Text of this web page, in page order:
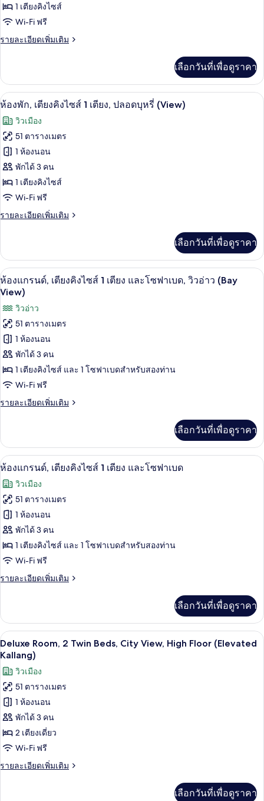
ปลอด
บุหรี่
ดี
ลัก
ซ์,
คิง
ไซส์
1
เตียง,
วิว
อ่าว
1 เตียงคิงไซส์
Wi-Fi ฟรี
รายละเอียดเพิ่มเติม
ราย
เกี่ยว
กับ
ห้อง
ลัก
ซ์,
เตียง
คิง
ไซส์
เตียง,
วิว
เลือกวันที่เพื่อดูราคา
เปิด
ภาพถ่าย
ทั้งหมด
ของ
ห้อง
พัก,
เตียง
คิง
1
เตียง,
ปลอด
(View)
ห้องพัก, เตียงคิงไซส์ 1 เตียง, ปลอดบุ
4
ห้องพัก, เตียงคิงไซส์ 1 เตียง, ปลอดบุหรี่ (View)
วิวเมือง
51 ตารางเมตร
1 ห้องนอน
พักได้ 3 คน
1 เตียงคิงไซส์
Wi-Fi ฟรี
รายละเอียดเพิ่มเติม
ราย
เกี่ยว
กับ
ห้อง
พัก,
คิง
ไซส์
เตียง,
ปลอด
(View)
เลือกวันที่เพื่อดูราคา
เปิด
ภาพถ่าย
ทั้งหมด
ของ
ห้อง
แก
รนด์,
1
เตียง
และ
โซฟา
เบด,
วิว
อ่าว
(Bay
View)
ห้องแกรนด์, เตียงคิงไซส์ 1 เตียง และ
7
ห้องแกรนด์, เตียงคิงไซส์ 1 เตียง และโซฟาเบด, วิวอ่าว (Bay
View)
วิวอ่าว
51 ตารางเมตร
1 ห้องนอน
พักได้ 3 คน
1 เตียงคิงไซส์ และ 1 โซฟาเบดสำหรับสองท่าน
Wi-Fi ฟรี
รายละเอียดเพิ่มเติม
ราย
เกี่ยว
กับ
ห้อง
รนด์,
เตียง
คิง
ไซส์
เตียง
และ
โซฟา
วิว
View)
เลือกวันที่เพื่อดูราคา
เปิด
ภาพถ่าย
ทั้งหมด
ของ
ห้อง
แก
รนด์,
เตียง
ไซส์
1
เตียง
และ
โซฟา
เบด
ห้องแกรนด์, เตียงคิงไซส์ 1 เตียง แล
5
ห้องแกรนด์, เตียงคิงไซส์ 1 เตียง และโซฟาเบด
วิวเมือง
51 ตารางเมตร
1 ห้องนอน
พักได้ 3 คน
1 เตียงคิงไซส์ และ 1 โซฟาเบดสำหรับสองท่าน
Wi-Fi ฟรี
รายละเอียดเพิ่มเติม
ราย
เกี่ยว
กับ
ห้อง
แก
เตียง
คิง
ไซส์
เตียง
โซฟา
เบด
เลือกวันที่เพื่อดูราคา
เปิด
ภาพถ่าย
ทั้งหมด
ของ
Deluxe
Room,
2
Twin
City
เครื่องนอนระดับพรีเมียม, ผ้านวมขนเ
4
Deluxe Room, 2 Twin Beds, City View, High Floor (Elevated
Kallang)
วิวเมือง
51 ตารางเมตร
1 ห้องนอน
พักได้ 3 คน
2 เตียงเดี่ยว
Wi-Fi ฟรี
รายละเอียดเพิ่มเติม
ราย
เลือกวันที่เพื่อดูราคา